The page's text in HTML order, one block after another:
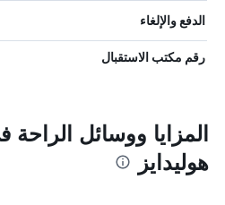
الدفع والإلغاء
رقم مكتب الاستقبال
المزايا ووسائل
هوليدايز